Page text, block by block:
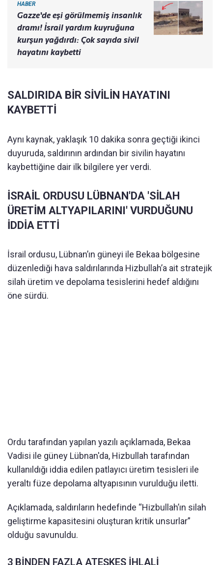
HABER
Gazze'de eşi görülmemiş insanlık
dramı! İsrail yardım kuyruğuna
kurşun yağdırdı: Çok sayıda sivil
hayatını kaybetti
SALDIRIDA BİR SİVİLİN HAYATINI
KAYBETTİ
Aynı kaynak, yaklaşık 10 dakika sonra geçtiği ikinci
duyuruda, saldırının ardından bir sivilin hayatını
kaybettiğine dair ilk bilgilere yer verdi.
İSRAİL ORDUSU LÜBNAN'DA 'SİLAH
ÜRETİM ALTYAPILARINI' VURDUĞUNU
İDDİA ETTİ
İsrail ordusu, Lübnan’ın güneyi ile Bekaa bölgesine
düzenlediği hava saldırılarında Hizbullah’a ait stratejik
silah üretim ve depolama tesislerini hedef aldığını
öne sürdü.
Ordu tarafından yapılan yazılı açıklamada, Bekaa
Vadisi ile güney Lübnan'da, Hizbullah tarafından
kullanıldığı iddia edilen patlayıcı üretim tesisleri ile
yeraltı füze depolama altyapısının vurulduğu iletti.
Açıklamada, saldırıların hedefinde “Hizbullah’ın silah
geliştirme kapasitesini oluşturan kritik unsurlar”
olduğu savunuldu.
3 BİNDEN FAZLA ATEŞKES İHLALİ